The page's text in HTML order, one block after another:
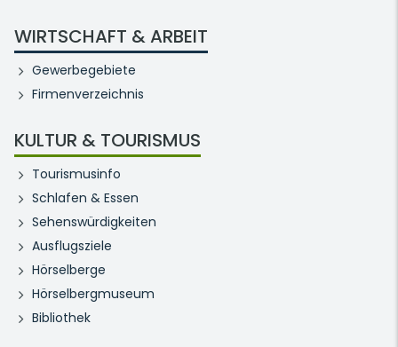
WIRTSCHAFT & ARBEIT
Gewerbegebiete
Firmenverzeichnis
KULTUR & TOURISMUS
Tourismusinfo
Schlafen & Essen
Sehenswürdigkeiten
Ausflugsziele
Hörselberge
Hörselbergmuseum
Bibliothek